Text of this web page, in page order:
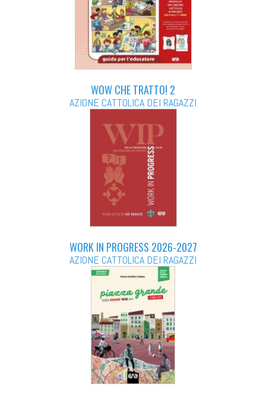
WOW CHE TRATTO! 2
AZIONE CATTOLICA DEI RAGAZZI
WORK IN PROGRESS 2026-2027
AZIONE CATTOLICA DEI RAGAZZI